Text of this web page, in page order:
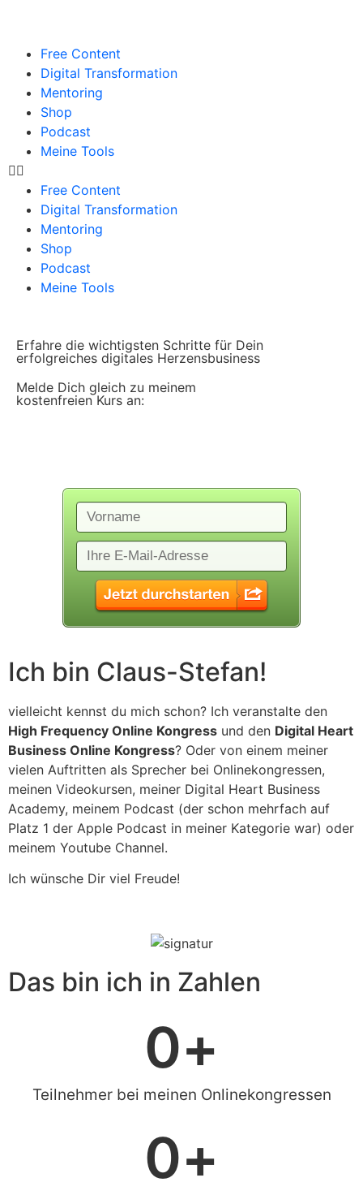
Free Content
Digital Transformation
Mentoring
Shop
Podcast
Meine Tools
Free Content
Digital Transformation
Mentoring
Shop
Podcast
Meine Tools
Erfahre die wichtigsten Schritte für Dein
erfolgreiches digitales Herzensbusiness
Melde Dich gleich zu meinem
kostenfreien Kurs an:
Ich bin Claus-Stefan!
vielleicht kennst du mich schon? Ich veranstalte den
High Frequency Online Kongress und den Digital Heart
Business Online Kongress? Oder von einem meiner
vielen Auftritten als Sprecher bei Onlinekongressen,
meinen Videokursen, meiner Digital Heart Business
Academy, meinem Podcast (der schon mehrfach auf
Platz 1 der Apple Podcast in meiner Kategorie war) oder
meinem Youtube Channel.
Ich wünsche Dir viel Freude!
Das bin ich in Zahlen
Teilnehmer bei meinen Onlinekongressen
0+
0+